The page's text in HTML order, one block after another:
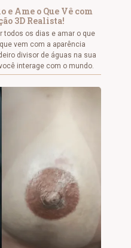
e Ame o Que Vê com
3D Realista!
todos os dias e amar o que
vem com a aparência
divisor de águas na sua
interage com o mundo.